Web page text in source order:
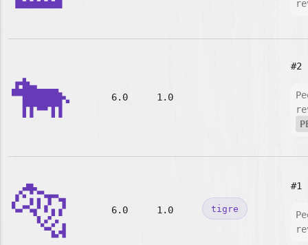
🐄 6.0 1.0
#2
🐅 6.0 1.0 tigre
#1